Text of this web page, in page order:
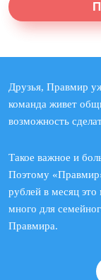
Друзья, Правмир
команда живет
возможность
Такое важное и
Поэтому
рублей в месяц
много для
Правмира.